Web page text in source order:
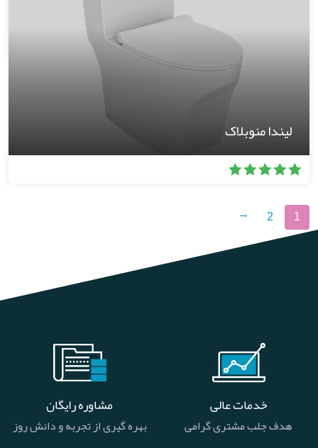
لیندا منوبلاک
1
2
←
خدمات عالی
هدف جلب مشتری گرامی
مشاوره رایگان
بهره گیری از تجربه و دانش روز